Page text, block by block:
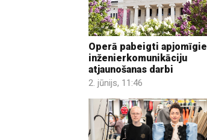
Operā pabeigti apjomīgie
inženierkomunikāciju
atjaunošanas darbi
2. jūnijs, 11:46